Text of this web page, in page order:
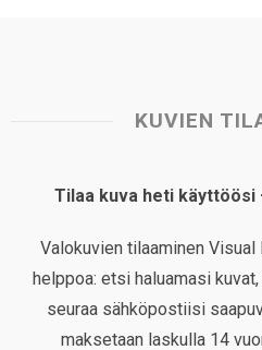
KUVIEN
Tilaa kuva heti käyttöösi
Valokuvien tilaaminen
helppoa: etsi haluamasi
seuraa sähköpostiisi
maksetaan laskulla 14